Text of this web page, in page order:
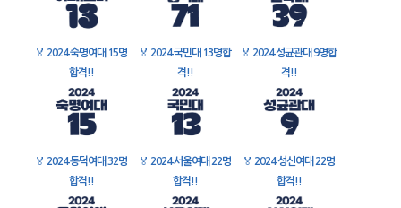
🏅 2024 숙명여대 15명
합격!!
🏅 2024 국민대 13명합
격!!
🏅 2024 성균관대 9명합
격!!
🏅 2024 동덕여대 32명
합격!!
🏅 2024 서울여대 22명
합격!!
🏅 2024 성신여대 22명
합격!!